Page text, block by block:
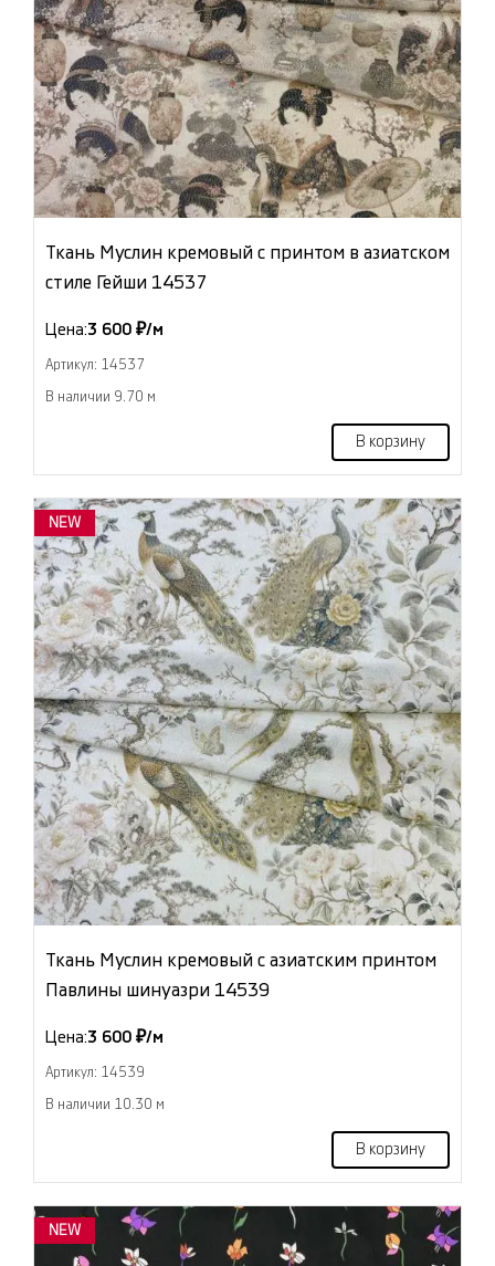
Ткань Муслин кремовый с принтом в азиатском
стиле Гейши 14537
Цена:3 600 ₽/м
Артикул: 14537
В наличии 9.70 м
В корзину
NEW
Ткань Муслин кремовый с азиатским принтом
Павлины шинуазри 14539
Цена:3 600 ₽/м
Артикул: 14539
В наличии 10.30 м
В корзину
NEW